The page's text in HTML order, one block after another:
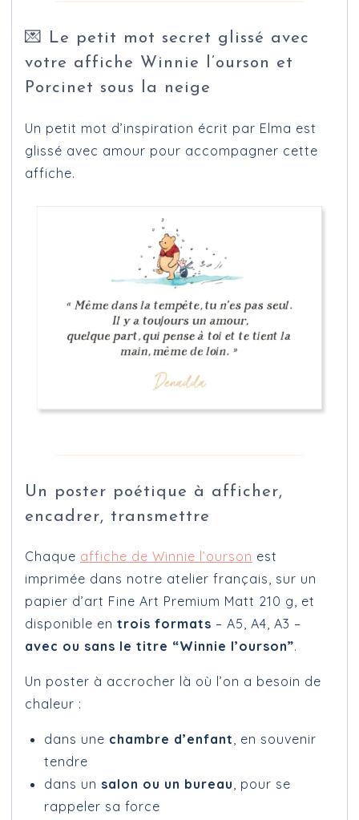
💌 Le petit mot secret glissé avec
votre affiche Winnie l’ourson et
Porcinet sous la neige
Un petit mot d’inspiration écrit par Elma est
glissé avec amour pour accompagner cette
affiche.
Un poster poétique à afficher,
encadrer, transmettre
Chaque affiche de Winnie l’ourson est
imprimée dans notre atelier français, sur un
papier d’art Fine Art Premium Matt 210 g, et
disponible en trois formats – A5, A4, A3 –
avec ou sans le titre “Winnie l’ourson”.
Un poster à accrocher là où l’on a besoin de
chaleur :
dans une chambre d’enfant, en souvenir
tendre
dans un salon ou un bureau, pour se
rappeler sa force